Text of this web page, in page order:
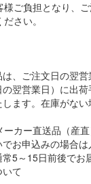
ご負担となり、
さい。
、ご注文日の翌
翌営業日）に出
ます。在庫がな
ーカー直送品（産
お申込みの場合
5～15日前後でお
て